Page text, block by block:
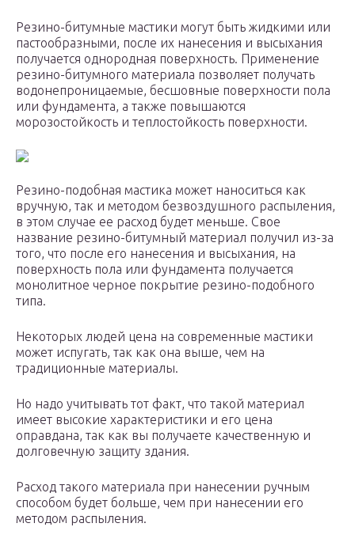
Резино-битумные мастики могут быть жидкими или
пастообразными, после их нанесения и высыхания
получается однородная поверхность. Применение
резино-битумного материала позволяет получать
водонепроницаемые, бесшовные поверхности пола
или фундамента, а также повышаются
морозостойкость и теплостойкость поверхности.
Резино-подобная мастика может наноситься как
вручную, так и методом безвоздушного распыления,
в этом случае ее расход будет меньше. Свое
название резино-битумный материал получил из-за
того, что после его нанесения и высыхания, на
поверхность пола или фундамента получается
монолитное черное покрытие резино-подобного
типа.
Некоторых людей цена на современные мастики
может испугать, так как она выше, чем на
традиционные материалы.
Но надо учитывать тот факт, что такой материал
имеет высокие характеристики и его цена
оправдана, так как вы получаете качественную и
долговечную защиту здания.
Расход такого материала при нанесении ручным
способом будет больше, чем при нанесении его
методом распыления.